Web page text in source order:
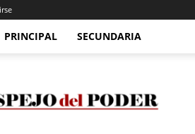
PRINCIPAL SECUNDARIA